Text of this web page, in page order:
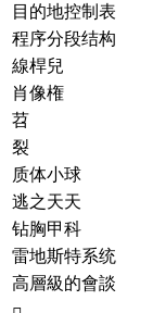
目的地控制表
程序分段结构
線桿兒
肖像権
苕
裂
质体小球
逃之天天
钻胸甲科
雷地斯特系统
高層級的會談